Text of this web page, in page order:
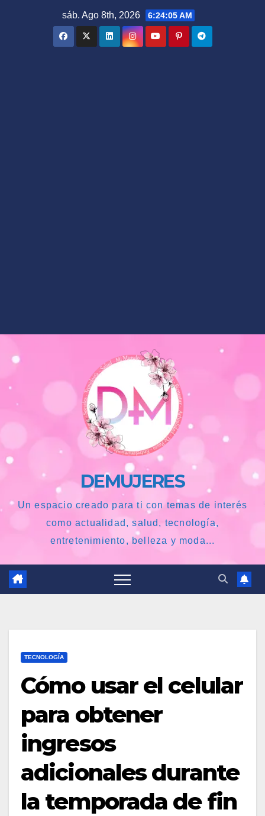
sáb. Ago 8th, 2026 6:24:07 AM
DEMUJERES
Un espacio creado para ti con temas de interés
como actualidad, salud, tecnología,
entretenimiento, belleza y moda...
TECNOLOGÍA
Cómo usar el celular
para obtener
ingresos
adicionales durante
la temporada de fin